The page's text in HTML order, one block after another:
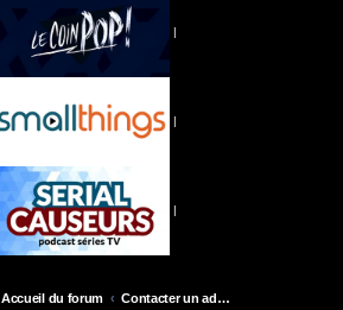
|
|
|
Accueil du forum Contacter un administrateur du forum